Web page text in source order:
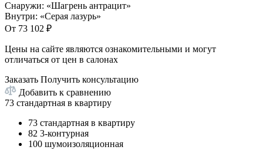
Снаружи: «Шагрень антрацит»
Внутри: «Серая лазурь»
От 73 102 ₽
Цены на сайте являются ознакомительными и могут
отличаться от цен в салонах
Заказать Получить консультацию
Добавить к сравнению
73 стандартная в квартиру
73 стандартная в квартиру
82 3-контурная
100 шумоизоляционная